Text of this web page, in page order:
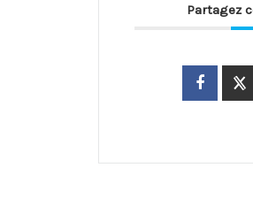
Partagez